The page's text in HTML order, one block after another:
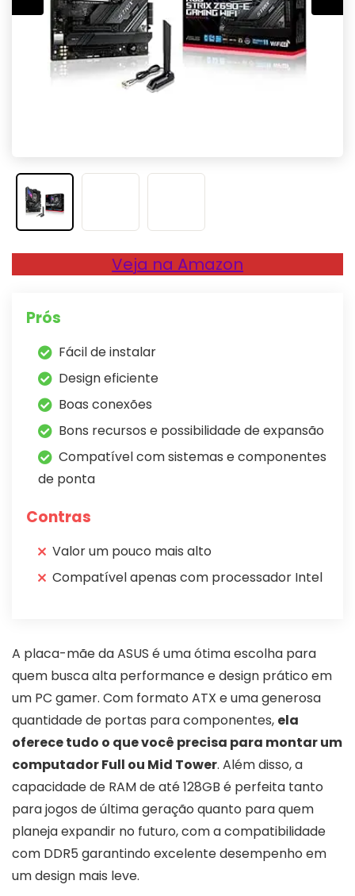
Veja na Amazon
Prós
Fácil de instalar
Design eficiente
Boas conexões
Bons recursos e possibilidade de expansão
Compatível com sistemas e componentes
de ponta
Contras
Valor um pouco mais alto
Compatível apenas com processador Intel
A placa-mãe da ASUS é uma ótima escolha para
quem busca alta performance e design prático em
um PC gamer. Com formato ATX e uma generosa
quantidade de portas para componentes, ela
oferece tudo o que você precisa para montar um
computador Full ou Mid Tower. Além disso, a
capacidade de RAM de até 128GB é perfeita tanto
para jogos de última geração quanto para quem
planeja expandir no futuro, com a compatibilidade
com DDR5 garantindo excelente desempenho em
um design mais leve.